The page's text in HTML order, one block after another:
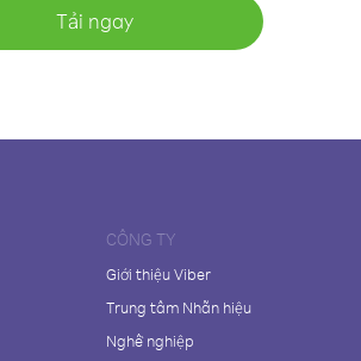
Tải ngay
CÔNG TY
Giới thiệu Viber
Trung tâm Nhãn hiệu
Nghề nghiệp